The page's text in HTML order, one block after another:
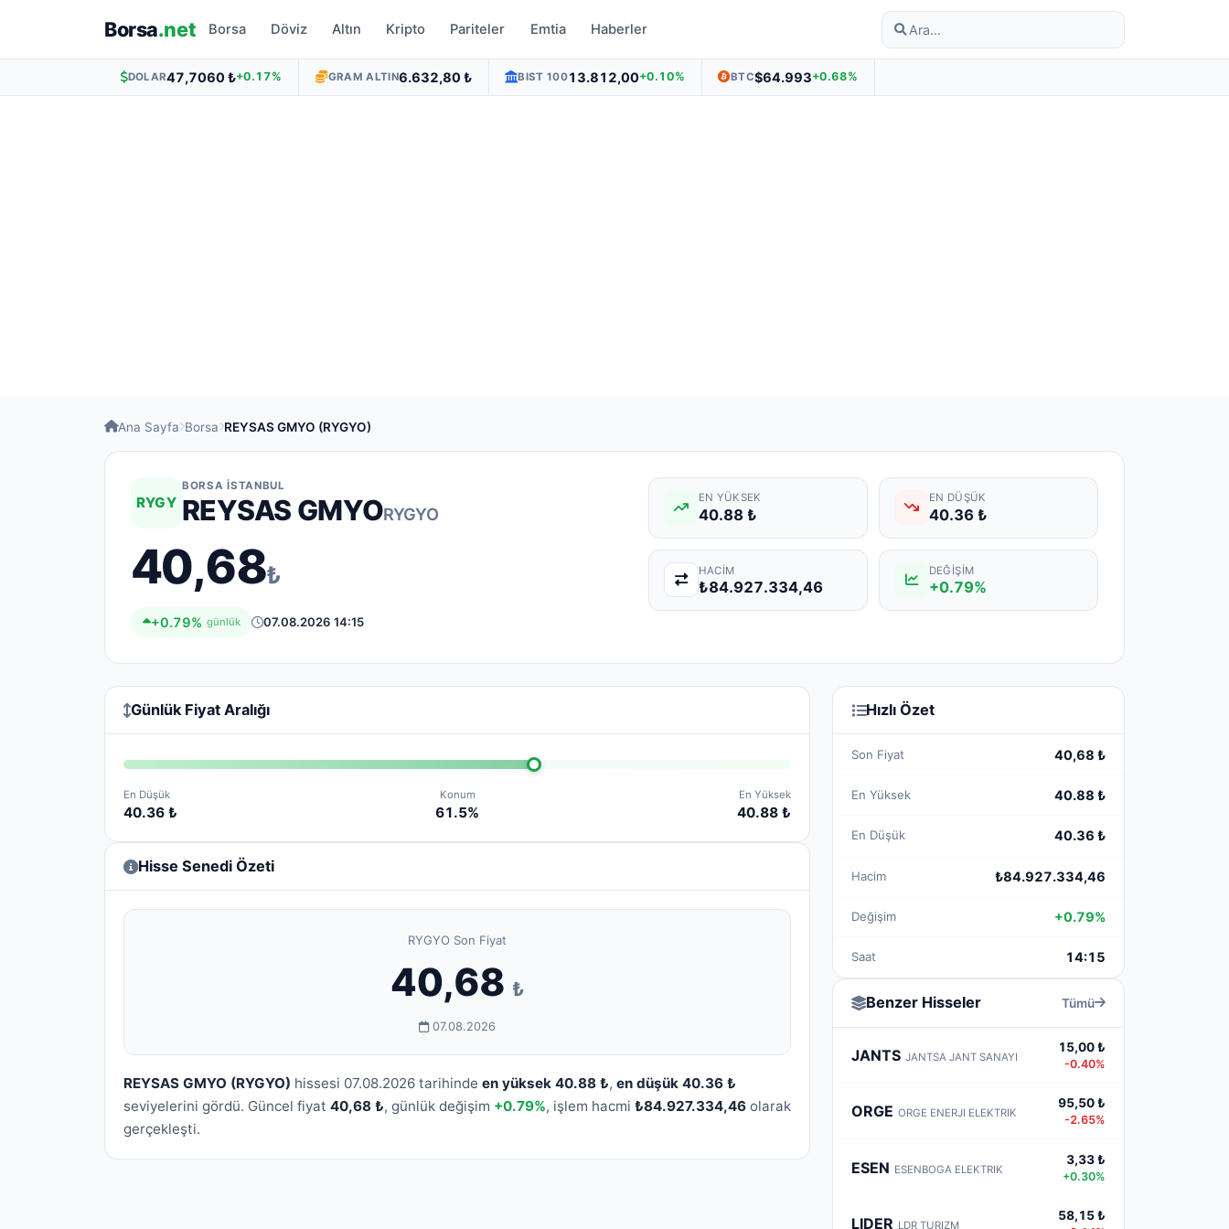
Borsa.net Borsa Döviz Altın Kripto Pariteler Emtia Haberler
DOLAR47,7060 ₺+0.17% GRAM ALTIN6.632,80 ₺ BIST 10013.812,00+0.10% BTC$64.993+0.68%
Ana Sayfa Borsa REYSAS GMYO (RYGYO)
RYGY
BORSA İSTANBUL
REYSAS GMYORYGYO
40,68₺
+0.79% günlük 07.08.2026 14:15
EN YÜKSEK
40.88 ₺
EN DÜŞÜK
40.36 ₺
HACIM
₺84.927.334,46
DEĞIŞIM
+0.79%
Günlük Fiyat Aralığı
En Düşük
40.36 ₺
Konum
61.5%
En Yüksek
40.88 ₺
Hisse Senedi Özeti
RYGYO Son Fiyat
40,68 ₺
07.08.2026
REYSAS GMYO (RYGYO) hissesi 07.08.2026 tarihinde en yüksek 40.88 ₺, en düşük 40.36 ₺
seviyelerini gördü. Güncel fiyat 40,68 ₺, günlük değişim +0.79%, işlem hacmi ₺84.927.334,46 olarak
gerçekleşti.
Hızlı Özet
Son Fiyat 40,68 ₺
En Yüksek 40.88 ₺
En Düşük 40.36 ₺
Hacim ₺84.927.334,46
Değişim +0.79%
Saat 14:15
Benzer Hisseler Tümü
JANTS JANTSA JANT SANAYI
15,00 ₺
-0.40%
ORGE ORGE ENERJI ELEKTRIK
95,50 ₺
-2.65%
ESEN ESENBOGA ELEKTRIK
3,33 ₺
+0.30%
LIDER LDR TURIZM
58,15 ₺